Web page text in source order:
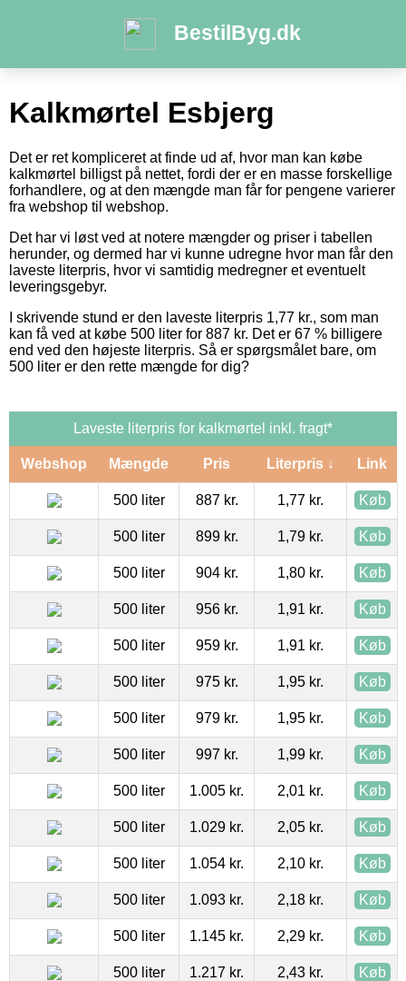
BestilByg.dk
Kalkmørtel Esbjerg
Det er ret kompliceret at finde ud af, hvor man kan købe
kalkmørtel billigst på nettet, fordi der er en masse forskellige
forhandlere, og at den mængde man får for pengene varierer
fra webshop til webshop.
Det har vi løst ved at notere mængder og priser i tabellen
herunder, og dermed har vi kunne udregne hvor man får den
laveste literpris, hvor vi samtidig medregner et eventuelt
leveringsgebyr.
I skrivende stund er den laveste literpris 1,77 kr., som man
kan få ved at købe 500 liter for 887 kr. Det er 67 % billigere
end ved den højeste literpris. Så er spørgsmålet bare, om
500 liter er den rette mængde for dig?
Laveste literpris for kalkmørtel inkl. fragt*
Webshop Mængde Pris Literpris ↓ Link
500 liter 887 kr. 1,77 kr. Køb
500 liter 899 kr. 1,79 kr. Køb
500 liter 904 kr. 1,80 kr. Køb
500 liter 956 kr. 1,91 kr. Køb
500 liter 959 kr. 1,91 kr. Køb
500 liter 975 kr. 1,95 kr. Køb
500 liter 979 kr. 1,95 kr. Køb
500 liter 997 kr. 1,99 kr. Køb
500 liter 1.005 kr. 2,01 kr. Køb
500 liter 1.029 kr. 2,05 kr. Køb
500 liter 1.054 kr. 2,10 kr. Køb
500 liter 1.093 kr. 2,18 kr. Køb
500 liter 1.145 kr. 2,29 kr. Køb
500 liter 1.217 kr. 2,43 kr. Køb